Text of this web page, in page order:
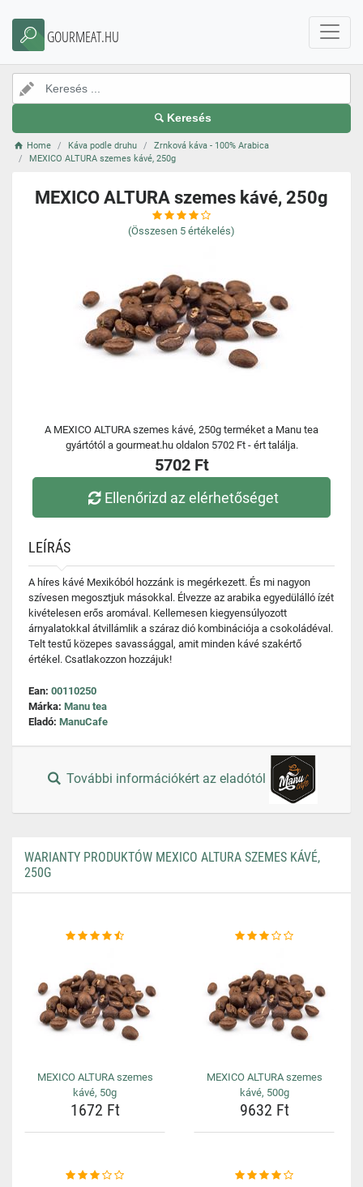
GOURMEAT.HU
Keresés
Home Káva podle druhu
Zrnková káva - 100% Arabica
MEXICO ALTURA szemes kávé, 250g
MEXICO ALTURA szemes kávé, 250g
(Összesen 5 értékelés)
A MEXICO ALTURA szemes kávé, 250g terméket a Manu tea
gyártótól a gourmeat.hu oldalon 5702 Ft - ért találja.
5702 Ft
Ellenőrizd az elérhetőséget
LEÍRÁS
A híres kávé Mexikóból hozzánk is megérkezett. És mi nagyon
szívesen megosztjuk másokkal. Élvezze az arabika egyedülálló ízét
kivételesen erős aromával. Kellemesen kiegyensúlyozott
árnyalatokkal átvillámlik a száraz dió kombinációja a csokoládéval.
Telt testű közepes savassággal, amit minden kávé szakértő
értékel. Csatlakozzon hozzájuk!
Ean: 00110250
Márka: Manu tea
Eladó: ManuCafe
További információkért az eladótól
WARIANTY PRODUKTÓW MEXICO ALTURA SZEMES KÁVÉ,
250G
MEXICO ALTURA szemes
kávé, 50g
1672 Ft
MEXICO ALTURA szemes
kávé, 500g
9632 Ft